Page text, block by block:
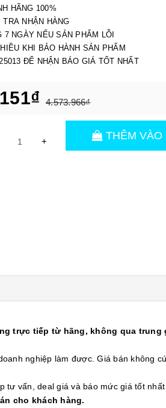
HÃNG 100%
NHẬN HÀNG
7 NGÀY NẾU SẢN PHẨM LỖI
KHI BẢO HÀNH SẢN PHẨM
ĐỂ NHẬN BÁO GIÁ TỐT NHẤT
4.573.966₫
+ THÊM VÀO
trực tiếp từ hãng, không qua trung
nghiệp làm được. Giá bán không
tư vấn, deal giá và báo mức giá tốt nhất
cho khách hàng.